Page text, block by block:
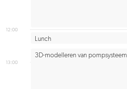
12:00
13:00
Lunch
3D-modelleren van pompsysteem